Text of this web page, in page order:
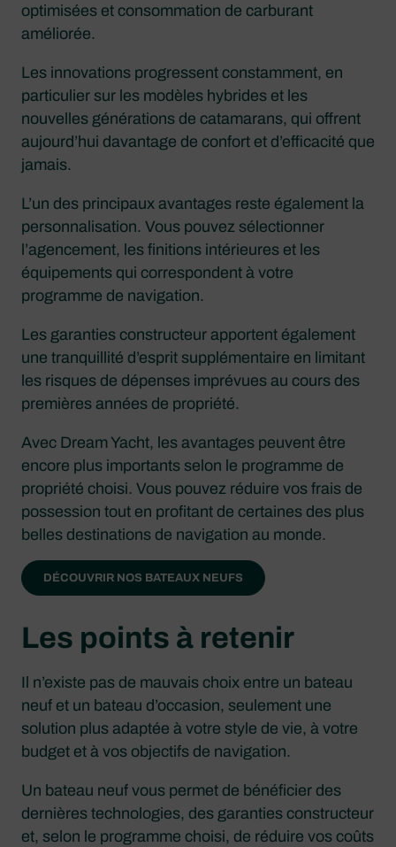
optimisées et consommation de carburant
améliorée.
Les innovations progressent constamment, en
particulier sur les modèles hybrides et les
nouvelles générations de catamarans, qui offrent
aujourd’hui davantage de confort et d’efficacité que
jamais.
L’un des principaux avantages reste également la
personnalisation. Vous pouvez sélectionner
l’agencement, les finitions intérieures et les
équipements qui correspondent à votre
programme de navigation.
Les garanties constructeur apportent également
une tranquillité d’esprit supplémentaire en limitant
les risques de dépenses imprévues au cours des
premières années de propriété.
Avec Dream Yacht, les avantages peuvent être
encore plus importants selon le programme de
propriété choisi. Vous pouvez réduire vos frais de
possession tout en profitant de certaines des plus
belles destinations de navigation au monde.
DÉCOUVRIR NOS BATEAUX NEUFS
Les points à retenir
Il n’existe pas de mauvais choix entre un bateau
neuf et un bateau d’occasion, seulement une
solution plus adaptée à votre style de vie, à votre
budget et à vos objectifs de navigation.
Un bateau neuf vous permet de bénéficier des
dernières technologies, des garanties constructeur
et, selon le programme choisi, de réduire vos coûts